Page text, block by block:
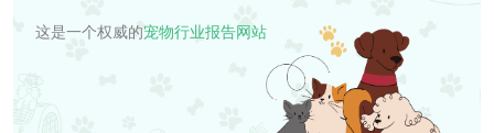
这是一个权威的宠物行业报告网站